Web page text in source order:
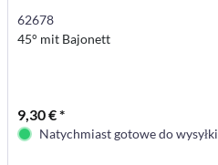
62678
45° mit Bajonett
9,30 € *
Natychmiast gotowe do wysyłki